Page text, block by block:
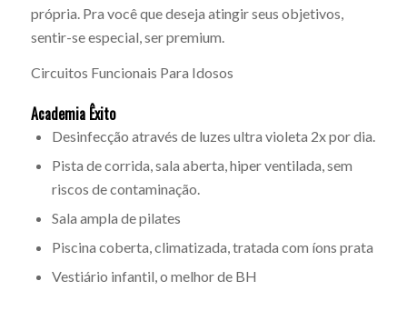
própria. Pra você que deseja atingir seus objetivos,
sentir-se especial, ser premium.
Circuitos Funcionais Para Idosos
Academia Êxito
Desinfecção através de luzes ultra violeta 2x por dia.
Pista de corrida, sala aberta, hiper ventilada, sem
riscos de contaminação.
Sala ampla de pilates
Piscina coberta, climatizada, tratada com íons prata
Vestiário infantil, o melhor de BH